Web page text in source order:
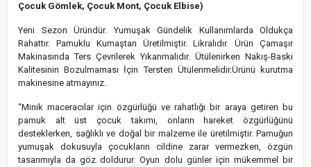
Çocuk Gömlek, Çocuk Mont, Çocuk Elbise)
Yeni Sezon Üründür. Yumuşak Gündelik Kullanımlarda Oldukça
Rahattır. Pamuklu Kumaştan Üretilmiştir. Likralıdır. Ürün Çamaşır
Makinasında Ters Çevrilerek Yıkanmalıdır. Ütülenirken Nakış-Baskı
Kalitesinin Bozulmaması İçin Tersten Ütülenmelidir.Ürünü kurutma
makinesine atmayınız.
“Minik maceracılar için özgürlüğü ve rahatlığı bir araya getiren bu
pamuk alt üst çocuk takımı, onların hareket özgürlüğünü
desteklerken, sağlıklı ve doğal bir malzeme ile üretilmiştir. Pamuğun
yumuşak dokusuyla çocukların cildine zarar vermezken, özgün
tasarımıyla da göz doldurur. Oyun dolu günler için mükemmel bir